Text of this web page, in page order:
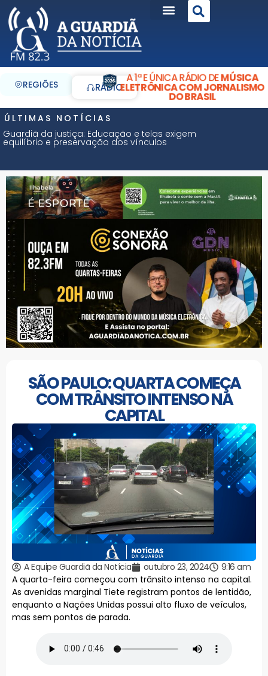
REGIÕES RÁDIO
A 1ª E ÚNICA RÁDIO DEMÚSICA
ELETRÔNICA COM JORNALISMO
DO BRASIL
ÚLTIMAS NOTÍCIAS
Guardiã da justiça: Educação e telas exigem
equilíbrio e preservação dos vínculos
SÃO PAULO: QUARTA COMEÇA
COM TRÂNSITO INTENSO NA
CAPITAL
A Equipe Guardiã da Notícia outubro 23, 2024
9:16 am
A quarta-feira começou com trânsito intenso na capital.
As avenidas marginal Tiete registram pontos de lentidão,
enquanto a Nações Unidas possui alto fluxo de veículos,
mas sem pontos de parada.